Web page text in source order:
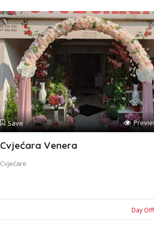
Save
Cvjećara Venera
Cvjećare
Day